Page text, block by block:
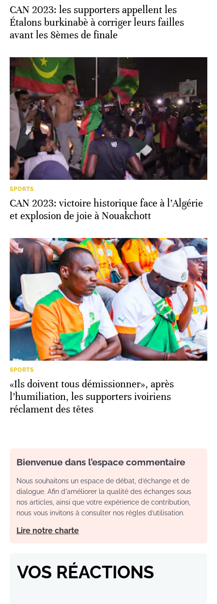
CAN 2023: les supporters appellent les
Étalons burkinabè à corriger leurs failles
avant les 8èmes de finale
SPORTS
CAN 2023: victoire historique face à l’Algérie
et explosion de joie à Nouakchott
SPORTS
«Ils doivent tous démissionner», après
l’humiliation, les supporters ivoiriens
réclament des têtes
Bienvenue dans l’espace commentaire
Nous souhaitons un espace de débat, d’échange et de
dialogue. Afin d'améliorer la qualité des échanges sous
nos articles, ainsi que votre expérience de contribution,
nous vous invitons à consulter nos règles d’utilisation.
Lire notre charte
VOS RÉACTIONS